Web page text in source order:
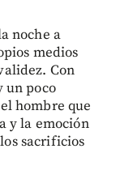
noche a
medios
Con
un poco
hombre que
y la emoción
sacrificios